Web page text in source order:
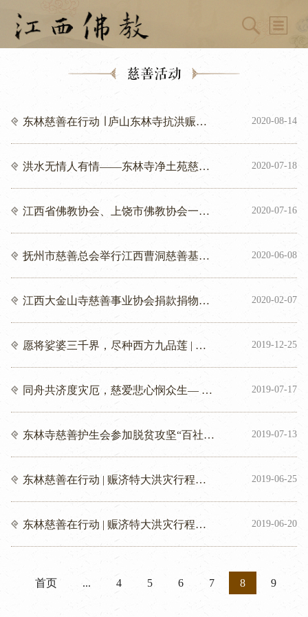
慈善活动
东林慈善在行动 ∣ 庐山东林寺抗洪赈灾
2020-08-14
洪水无情人有情——东林寺净土苑慈善
2020-07-18
江西省佛教协会、上饶市佛教协会一行
2020-07-16
抚州市慈善总会举行江西曹洞慈善基金
2020-06-08
江西大金山寺慈善事业协会捐款捐物77.
2020-02-07
愿将娑婆三千界，尽种西方九品莲 | 庐
2019-12-25
同舟共济度灾厄，慈爱悲心悯众生— —
2019-07-17
东林寺慈善护生会参加脱贫攻坚“百社解
2019-07-13
东林慈善在行动 | 赈济特大洪灾行程之
2019-06-25
东林慈善在行动 | 赈济特大洪灾行程之
2019-06-20
首页 ... 4 5 6 7 8 9